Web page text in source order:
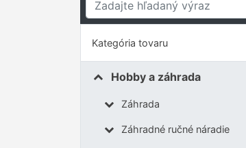
Kategória tovaru
Hobby a záhrada
Záhrada
Záhradné ručné náradie